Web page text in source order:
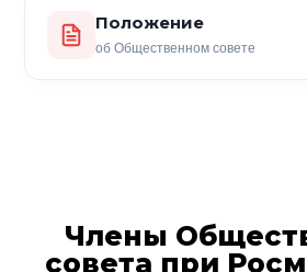
Положение
об Общественном совете
Члены
совета при